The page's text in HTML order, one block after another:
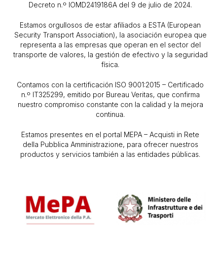
Decreto n.º IOMD2419186A del 9 de julio de 2024.
Estamos orgullosos de estar afiliados a ESTA (European
Security Transport Association), la asociación europea que
representa a las empresas que operan en el sector del
transporte de valores, la gestión de efectivo y la seguridad
física.
Contamos con la certificación ISO 9001:2015 – Certificado
n.º IT325299, emitido por Bureau Veritas, que confirma
nuestro compromiso constante con la calidad y la mejora
continua.
Estamos presentes en el portal MEPA – Acquisti in Rete
della Pubblica Amministrazione, para ofrecer nuestros
productos y servicios también a las entidades públicas.